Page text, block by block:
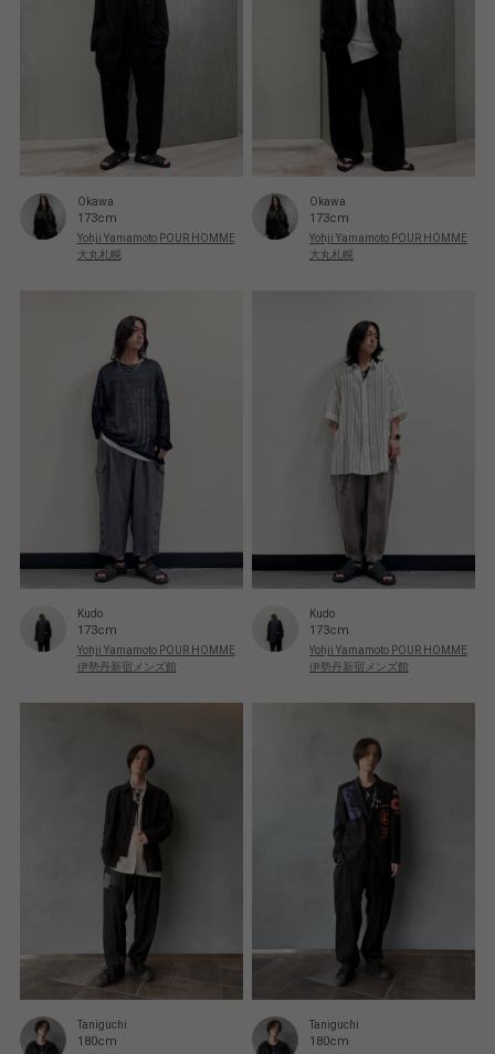
Okawa
173cm
Yohji Yamamoto POUR HOMME
大丸札幌
Okawa
173cm
Yohji Yamamoto POUR HOMME
大丸札幌
Kudo
173cm
Yohji Yamamoto POUR HOMME
伊勢丹新宿メンズ館
Kudo
173cm
Yohji Yamamoto POUR HOMME
伊勢丹新宿メンズ館
Taniguchi
180cm
Taniguchi
180cm